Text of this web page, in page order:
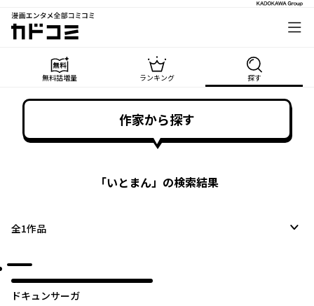
漫画エンタメ全部コミコミ
カドコミ
無料話増量 ランキング 探す
作家から探す
「いとまん」の検索結果
全1作品
ドキュンサーガ